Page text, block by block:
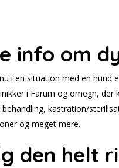
info om
i en situation med en
i Farum og omegn,
behandling, kastration/
og meget mere.
den helt